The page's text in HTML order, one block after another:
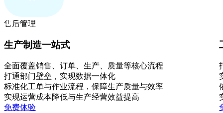
售后管理
生产制造一站式
全面覆盖销售、订单、生产、质量等核心流程
打通部门壁垒，实现数据一体化
标准化工单与作业流程，保障生产质量与效率
实现运营成本降低与生产经营效益提高
免费体验